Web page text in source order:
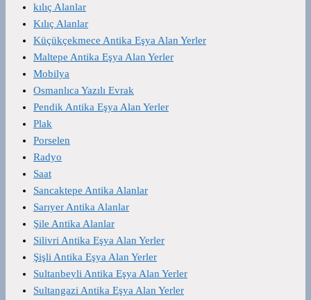
kılıç Alanlar
Kılıç Alanlar
Küçükçekmece Antika Eşya Alan Yerler
Maltepe Antika Eşya Alan Yerler
Mobilya
Osmanlıca Yazılı Evrak
Pendik Antika Eşya Alan Yerler
Plak
Porselen
Radyo
Saat
Sancaktepe Antika Alanlar
Sarıyer Antika Alanlar
Şile Antika Alanlar
Silivri Antika Eşya Alan Yerler
Şişli Antika Eşya Alan Yerler
Sultanbeyli Antika Eşya Alan Yerler
Sultangazi Antika Eşya Alan Yerler